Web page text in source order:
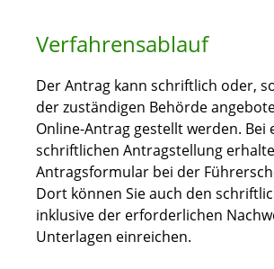
Verfahrensablauf
Der Antrag kann schriftlich oder,
der zuständigen Behörde
Online-Antrag gestellt werden. Bei
schriftlichen Antragstellung
Antragsformular bei der
Dort können Sie auch den
inklusive der erforderlichen
Unterlagen einreichen.